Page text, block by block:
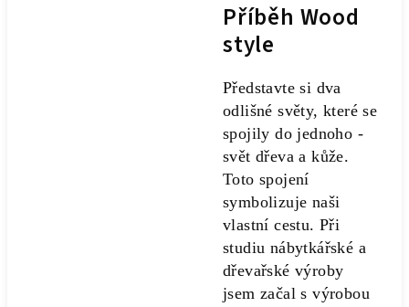
Příběh Wood
style
Představte si dva
odlišné světy, které se
spojily do jednoho -
svět dřeva a kůže.
Toto spojení
symbolizuje naši
vlastní cestu. Při
studiu nábytkářské a
dřevařské výroby
jsem začal s výrobou